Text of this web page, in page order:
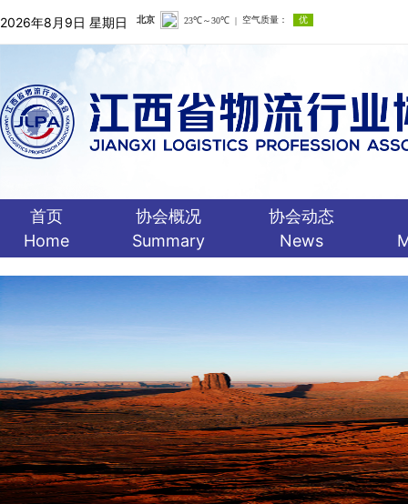
2026年8月9日 星期日
首页
Home
协会概况
Summary
协会动态
News